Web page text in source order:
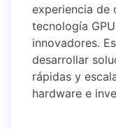
experiencia de
tecnología
innovadores.
desarrollar
rápidas y
hardware e